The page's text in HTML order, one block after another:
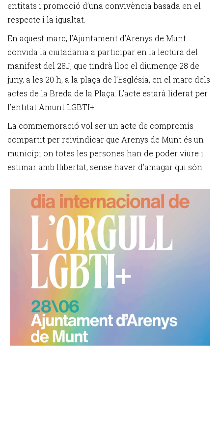
entitats i promoció d’una convivència basada en el
respecte i la igualtat.
En aquest marc, l’Ajuntament d’Arenys de Munt
convida la ciutadania a participar en la lectura del
manifest del 28J, que tindrà lloc el diumenge 28 de
juny, a les 20 h, a la plaça de l’Església, en el marc dels
actes de la Breda de la Plaça. L’acte estarà liderat per
l’entitat Amunt LGBTI+.
La commemoració vol ser un acte de compromís
compartit per reivindicar que Arenys de Munt és un
municipi on totes les persones han de poder viure i
estimar amb llibertat, sense haver d’amagar qui són.